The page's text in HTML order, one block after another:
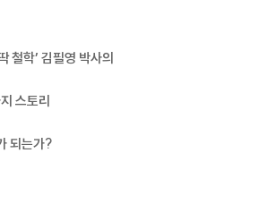
철학’ 김필영 박사의
스토리
되는가?